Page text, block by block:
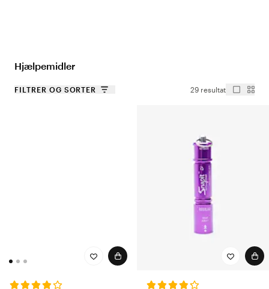
Hjælpemidler
FILTRER OG SORTER 29 resultat